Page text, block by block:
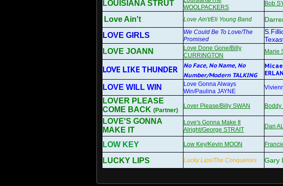
LOUISIANA STRUT
WOOLPACKERS
Bob
Love Ain't Love Ain't/Eli Young Band
LOVE GIRLS
We Could Be To Love/The
Promised
LOVE JOANN
Love Done Gone/Billy
CURRINGTON
Marie
LOVE LIKE THUNDER
No Face, No Name, No
Number/Modern TALKING
LOVE WILL WIN
Love Gonna Always
Win/Paulina JAYNE
LOVER PLEASE
COME BACK (Partner)
Lover Please/Billy SWAN
LOVE'S GONNA
MAKE IT
Love's Gonna Make It
Alright/George STRAIT
Dan
LOW KEY Low Key/Kevin MOON
LUCKY LIPS Lucky Lips/The Conquerors Gary